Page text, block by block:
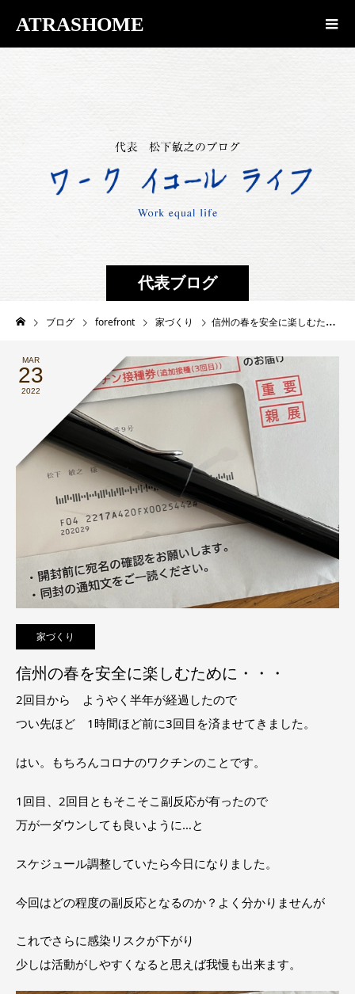
ATRASHOME
代表ブログ
ブログ forefront 家づくり 信州の春を安全に楽しむために・・・
MAR
23
2022
家づくり
信州の春を安全に楽しむために・・・
2回目から ようやく半年が経過したので
つい先ほど 1時間ほど前に3回目を済ませてきました。
はい。もちろんコロナのワクチンのことです。
1回目、2回目ともそこそこ副反応が有ったので
万が一ダウンしても良いように…と
スケジュール調整していたら今日になりました。
今回はどの程度の副反応となるのか？よく分かりませんが
これでさらに感染リスクが下がり
少しは活動がしやすくなると思えば我慢も出来ます。